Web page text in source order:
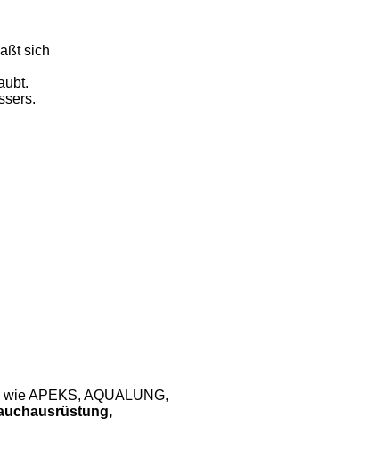
sich
wie APEKS, AQUALUNG,